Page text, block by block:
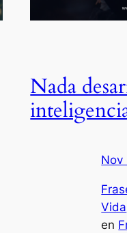
Nada
Nov
Vida
en